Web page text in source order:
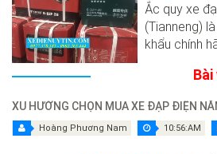
Ắc quy xe
(Tianneng)
khẩu chính
XU HƯỚNG CHỌN MUA XE ĐẠP ĐIỆN
Hoàng Phương Nam 10:56:AM